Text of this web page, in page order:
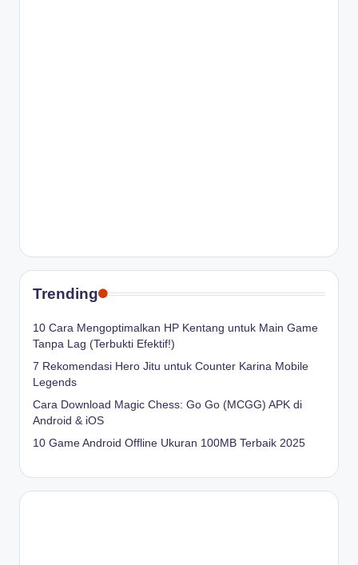
Trending
10 Cara Mengoptimalkan HP Kentang untuk Main Game
Tanpa Lag (Terbukti Efektif!)
7 Rekomendasi Hero Jitu untuk Counter Karina Mobile
Legends
Cara Download Magic Chess: Go Go (MCGG) APK di
Android & iOS
10 Game Android Offline Ukuran 100MB Terbaik 2025